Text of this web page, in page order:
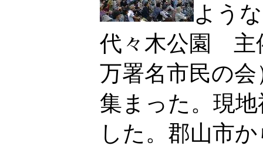
よう
代々木公園 主
万署名市民の
集まった。現
した。郡山市